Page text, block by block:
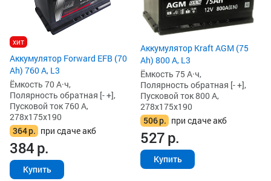
хит
Аккумулятор Forward EFB (70
Ah) 760 А, L3
Ёмкость 70 А·ч,
Полярность обратная [- +],
Пусковой ток 760 А,
278x175x190
364р. при сдаче акб
384р.
Купить
Аккумулятор Kraft AGM (75
Ah) 800 А, L3
Ёмкость 75 А·ч,
Полярность обратная [- +],
Пусковой ток 800 А,
278x175x190
506р. при сдаче акб
527р.
Купить